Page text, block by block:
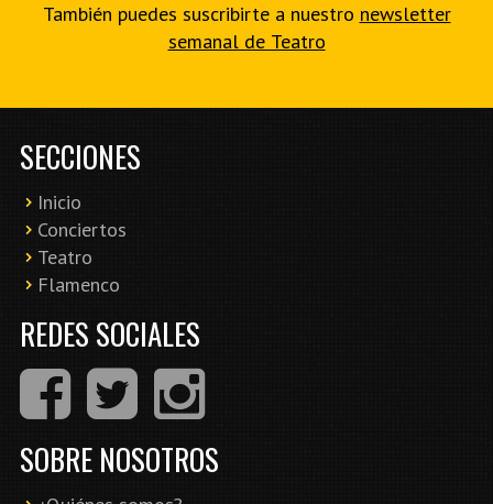
También puedes suscribirte a nuestro newsletter
semanal de Teatro
SECCIONES
Inicio
Conciertos
Teatro
Flamenco
REDES SOCIALES
SOBRE NOSOTROS